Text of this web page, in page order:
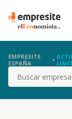
EMPRESITE
ESPAÑA
Buscar